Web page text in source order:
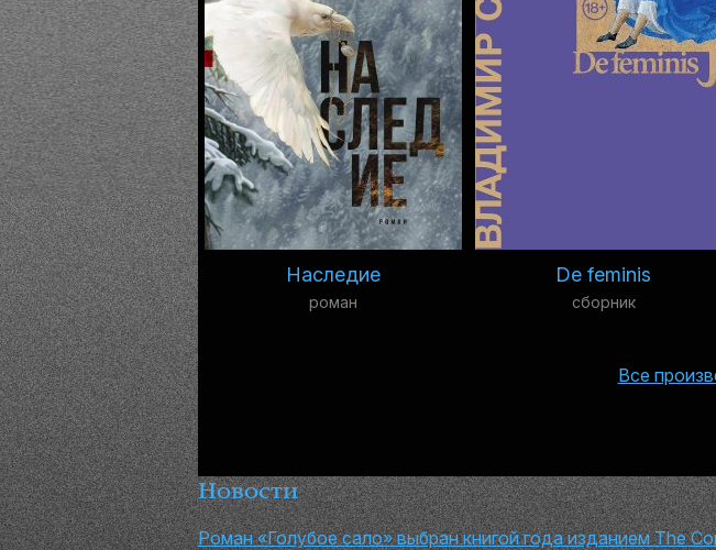
Наследие
роман
De feminis
сборник
Все
Новости
Роман «Голубое сало» выбран книгой года изданием The